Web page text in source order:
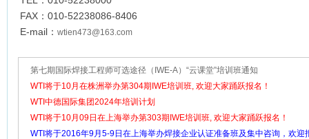
FAX：010-52238086-8406
E-mail： wtien473@163.com
第七期国际焊接工程师可选途径（IWE-A）“云课堂”培训班通知
WTI将于10月在株洲举办第304期IWE培训班, 欢迎大家踊跃报名！
WTI中德国际集团2024年培训计划
WTI将于10月09日在上海举办第303期IWE培训班, 欢迎大家踊跃报名！
WTI将于2016年9月5-9日在上海举办焊接企业认证准备班及集中咨询，欢迎